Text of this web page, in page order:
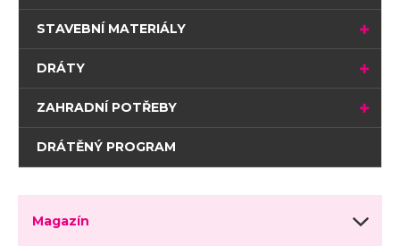
STAVEBNÍ MATERIÁLY
DRÁTY
ZAHRADNÍ POTŘEBY
DRÁTĚNÝ PROGRAM
Magazín